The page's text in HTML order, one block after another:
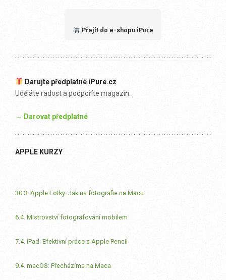
Přejít do e-shopu iPure
Darujte předplatné iPure.cz
Uděláte radost a podpoříte magazín.
→ Darovat předplatné
APPLE KURZY
30.3. Apple Fotky: Jak na fotografie na Macu
6.4. Mistrovství fotografování mobilem
7.4. iPad: Efektivní práce s Apple Pencil
9.4. macOS: Přecházíme na Maca